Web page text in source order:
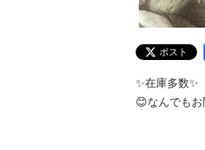
ポスト
✨在庫多数✨
😊なんでも